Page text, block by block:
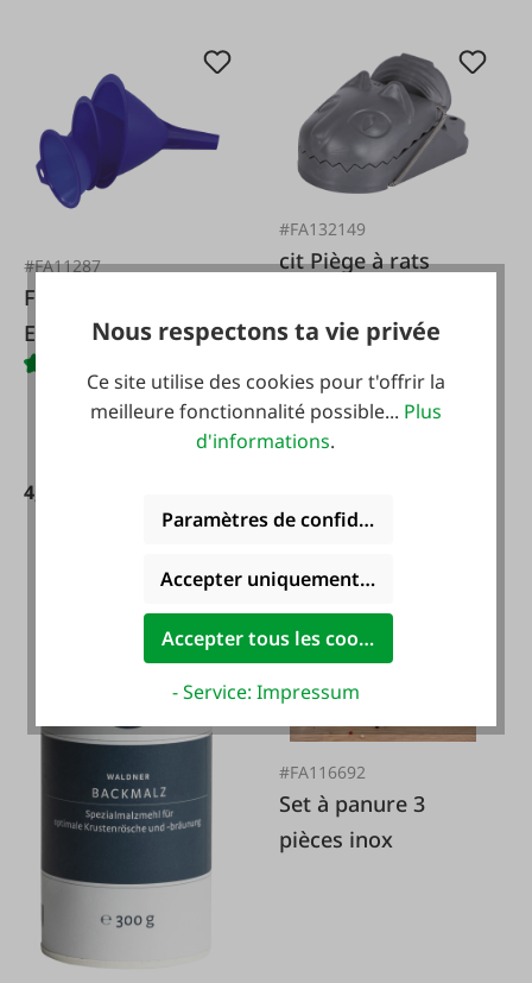
#FA11287
Fackelmann
Ensemble
d'entonnoirs, 3
pièces.
4,99 €*
#FA132149
cit Piège à rats
9,50 €*
#FA116692
Set à panure 3
pièces inox
Nous respectons ta vie privée
Ce site utilise des cookies pour t'offrir la
meilleure fonctionnalité possible... Plus
d'informations.
Paramètres de confidentialité
Accepter uniquement les cookies
Accepter tous les cookies
- Service: Impressum